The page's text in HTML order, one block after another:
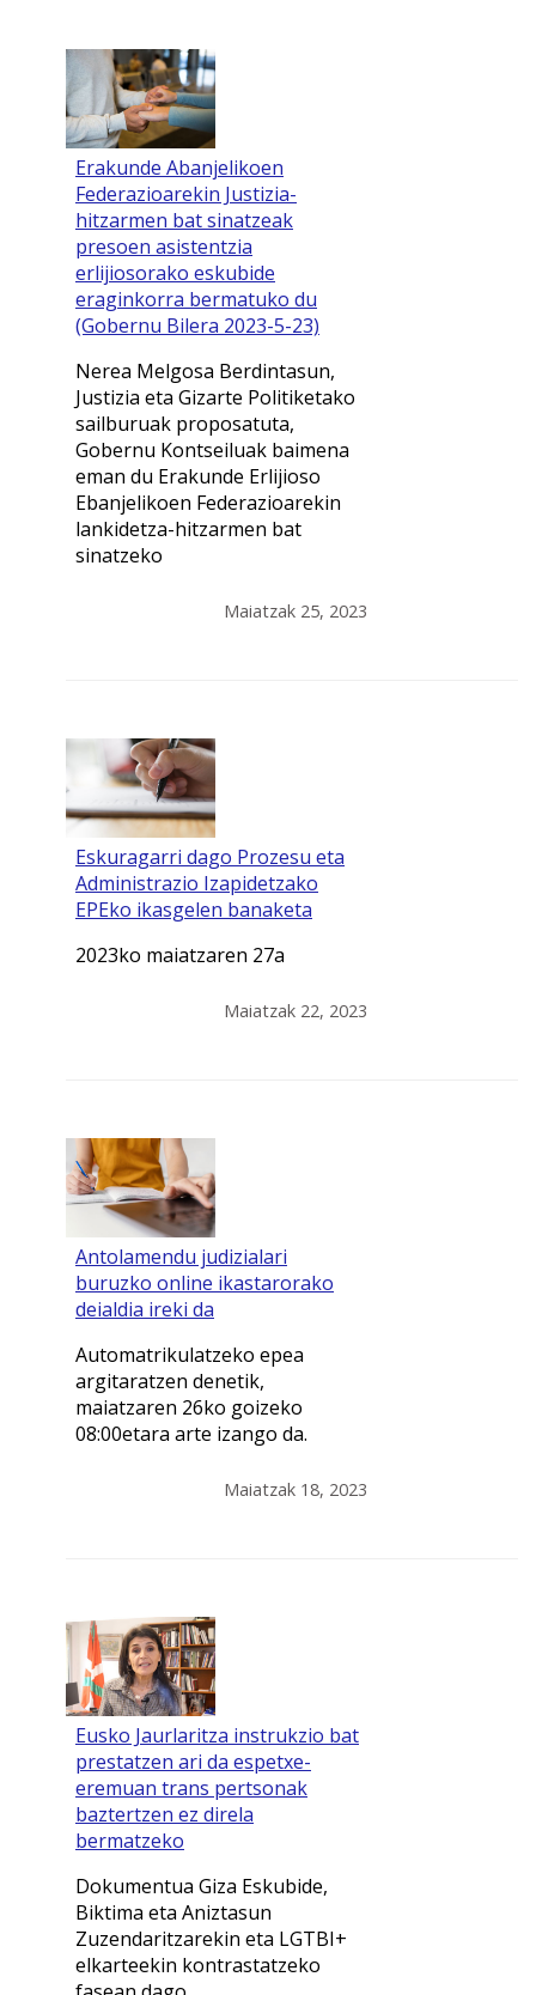
Erakunde Abanjelikoen
Federazioarekin Justizia-
hitzarmen bat sinatzeak
presoen asistentzia
erlijiosorako eskubide
eraginkorra bermatuko du
(Gobernu Bilera 2023-5-23)
Nerea Melgosa Berdintasun,
Justizia eta Gizarte Politiketako
sailburuak proposatuta,
Gobernu Kontseiluak baimena
eman du Erakunde Erlijioso
Ebanjelikoen Federazioarekin
lankidetza-hitzarmen bat
sinatzeko
Maiatzak 25, 2023
Eskuragarri dago Prozesu eta
Administrazio Izapidetzako
EPEko ikasgelen banaketa
2023ko maiatzaren 27a
Maiatzak 22, 2023
Antolamendu judizialari
buruzko online ikastarorako
deialdia ireki da
Automatrikulatzeko epea
argitaratzen denetik,
maiatzaren 26ko goizeko
08:00etara arte izango da.
Maiatzak 18, 2023
Eusko Jaurlaritza instrukzio bat
prestatzen ari da espetxe-
eremuan trans pertsonak
baztertzen ez direla
bermatzeko
Dokumentua Giza Eskubide,
Biktima eta Aniztasun
Zuzendaritzarekin eta LGTBI+
elkarteekin kontrastatzeko